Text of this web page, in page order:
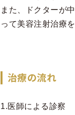
また、ドクターが
って美容注射治療
治療の流れ
1.医師による診察